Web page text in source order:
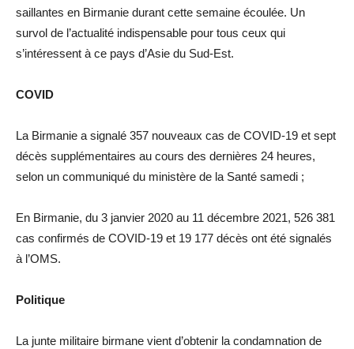
saillantes en Birmanie durant cette semaine écoulée. Un
survol de l’actualité indispensable pour tous ceux qui
s’intéressent à ce pays d’Asie du Sud-Est.
COVID
La Birmanie a signalé 357 nouveaux cas de COVID-19 et sept
décès supplémentaires au cours des dernières 24 heures,
selon un communiqué du ministère de la Santé samedi ;
En Birmanie, du 3 janvier 2020 au 11 décembre 2021, 526 381
cas confirmés de COVID-19 et 19 177 décès ont été signalés
à l’OMS.
Politique
La junte militaire birmane vient d’obtenir la condamnation de